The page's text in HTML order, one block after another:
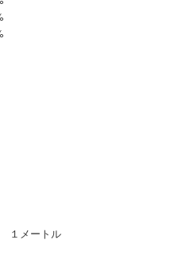
１メートル